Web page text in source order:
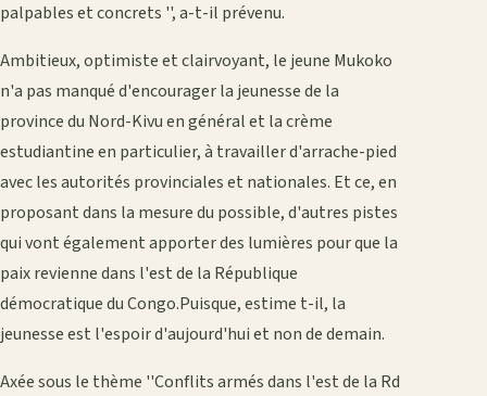
palpables et concrets '', a-t-il prévenu.
Ambitieux, optimiste et clairvoyant, le jeune Mukoko
n'a pas manqué d'encourager la jeunesse de la
province du Nord-Kivu en général et la crème
estudiantine en particulier, à travailler d'arrache-pied
avec les autorités provinciales et nationales. Et ce, en
proposant dans la mesure du possible, d'autres pistes
qui vont également apporter des lumières pour que la
paix revienne dans l'est de la République
démocratique du Congo.Puisque, estime t-il, la
jeunesse est l'espoir d'aujourd'hui et non de demain.
Axée sous le thème ''Conflits armés dans l'est de la Rd